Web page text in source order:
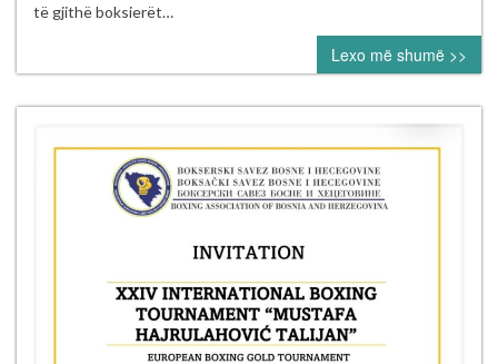
turneut
ndërkombëtar
“Mustafa
Hajrulahović
Talijan”
të gjithë boksierët…
Lexo më shumë >>